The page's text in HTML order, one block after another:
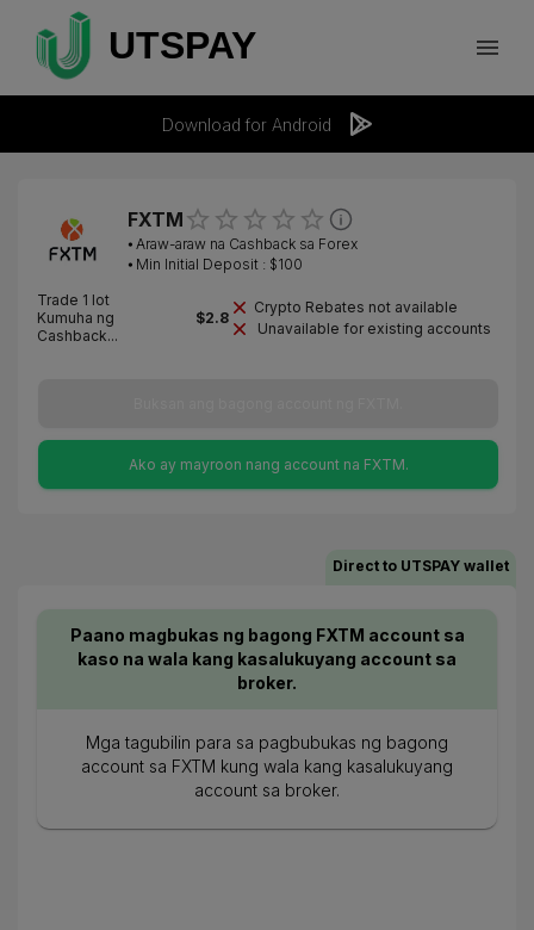
Download for Android
FXTM
⦁ Araw-araw na Cashback sa Forex
⦁ Min Initial Deposit : $100
Trade 1 lot
Kumuha ng
Cashback...
$2.8
Crypto Rebates not available
Unavailable for existing accounts
Ako ay mayroon nang account na FXTM.
Direct to UTSPAY wallet
Paano magbukas ng bagong FXTM account sa
kaso na wala kang kasalukuyang account sa
broker.
Mga tagubilin para sa pagbubukas ng bagong
account sa FXTM kung wala kang kasalukuyang
account sa broker.